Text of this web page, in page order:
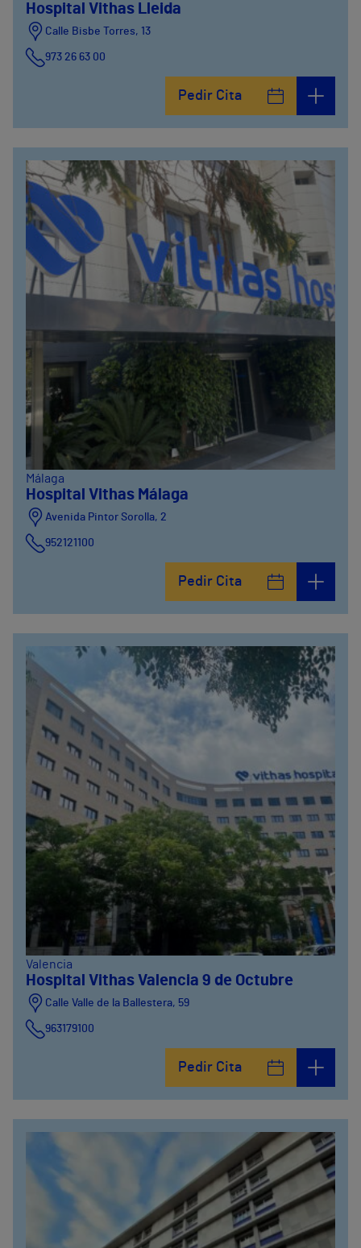
Hospital Vithas Lleida
Calle Bisbe Torres, 13
973 26 63 00
Pedir Cita
Málaga
Hospital Vithas Málaga
Avenida Pintor Sorolla, 2
952121100
635319819
Pedir Cita
Valencia
Hospital Vithas Valencia 9 de Octubre
Calle Valle de la Ballestera, 59
963179100
Pedir Cita